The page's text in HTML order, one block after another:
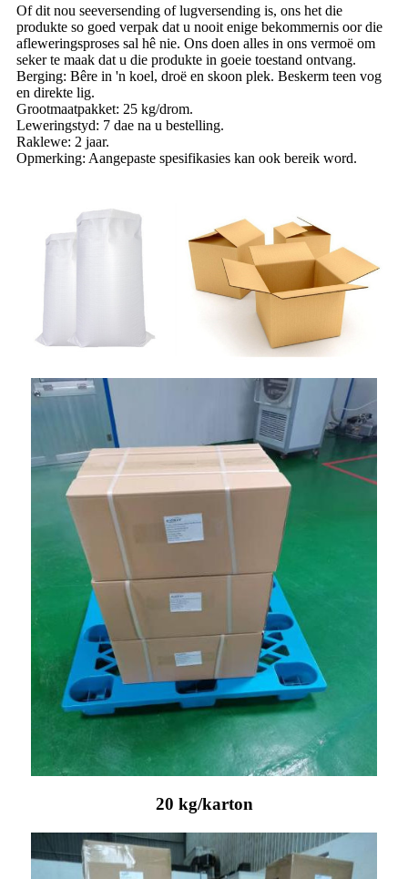
Of dit nou seeversending of lugversending is, ons het die
produkte so goed verpak dat u nooit enige bekommernis oor die
afleweringsproses sal hê nie. Ons doen alles in ons vermoë om
seker te maak dat u die produkte in goeie toestand ontvang.
Berging: Bêre in 'n koel, droë en skoon plek. Beskerm teen vog
en direkte lig.
Grootmaatpakket: 25 kg/drom.
Leweringstyd: 7 dae na u bestelling.
Raklewe: 2 jaar.
Opmerking: Aangepaste spesifikasies kan ook bereik word.
20 kg/karton